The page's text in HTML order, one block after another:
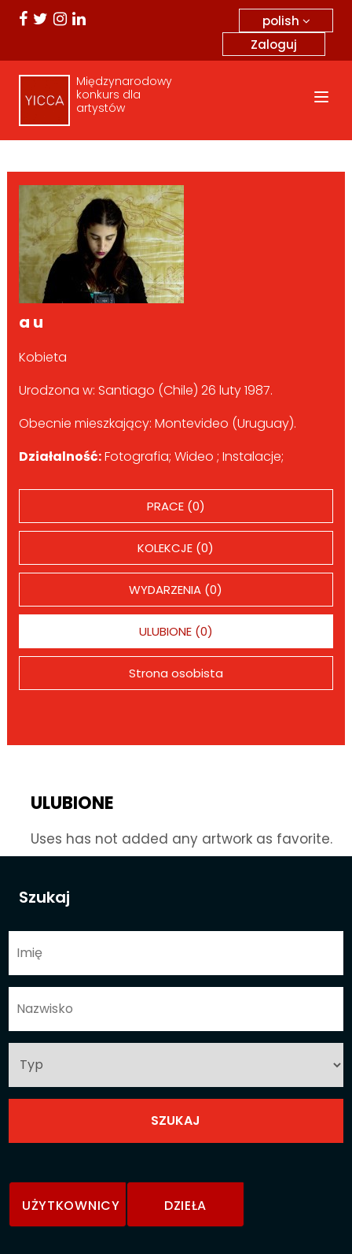
polish
Zaloguj
Międzynarodowy
konkurs dla
artystów
Szukaj
UŻYTKOWNICY DZIEŁA
a u
Kobieta
Urodzona w: Santiago (Chile) 26 luty 1987.
Obecnie mieszkający: Montevideo (Uruguay).
Działalność:Fotografia; Wideo ; Instalacje;
PRACE (0)
KOLEKCJE (0)
WYDARZENIA (0)
ULUBIONE (0)
Strona osobista
ULUBIONE
Uses has not added any artwork as favorite.